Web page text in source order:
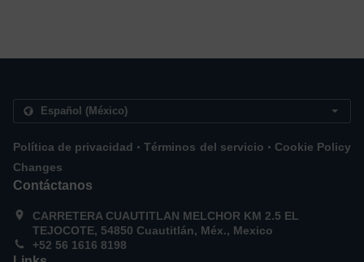
Política de privacidad . Términos del servicio . Cookie Policy
Changes
Contáctanos
CARRETERA CUAUTITLAN MELCHOR KM 2.5 EL
TEJOCOTE, 54850 Cuautitlán, Méx., Mexico
+52 56 1616 8198